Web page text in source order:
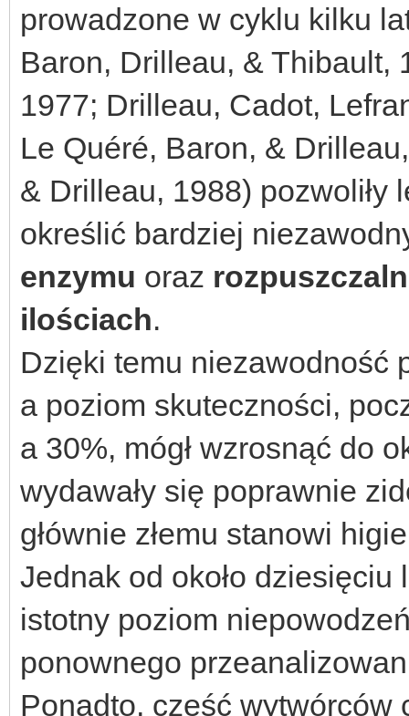
prowadzone w cyklu kilku
Baron, Drilleau, & Thibault,
1977; Drilleau, Cadot,
Le Quéré, Baron, &
& Drilleau, 1988) pozwoliły
określić bardziej
enzymu oraz
ilościach.
Dzięki temu niezawodność
a poziom skuteczności,
a 30%, mógł wzrosnąć do
wydawały się poprawnie
głównie złemu stanowi
Jednak od około
istotny poziom
ponownego
Ponadto, część wytwórców